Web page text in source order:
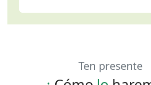
Ten presente